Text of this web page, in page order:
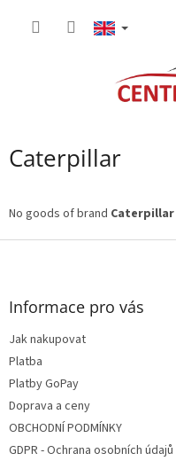
Caterpillar
No goods of brand Caterpillar
F
Informace pro vás
Jak nakupovat
Platba
Platby GoPay
Doprava a ceny
OBCHODNÍ PODMÍNKY
GDPR - Ochrana osobních údajů